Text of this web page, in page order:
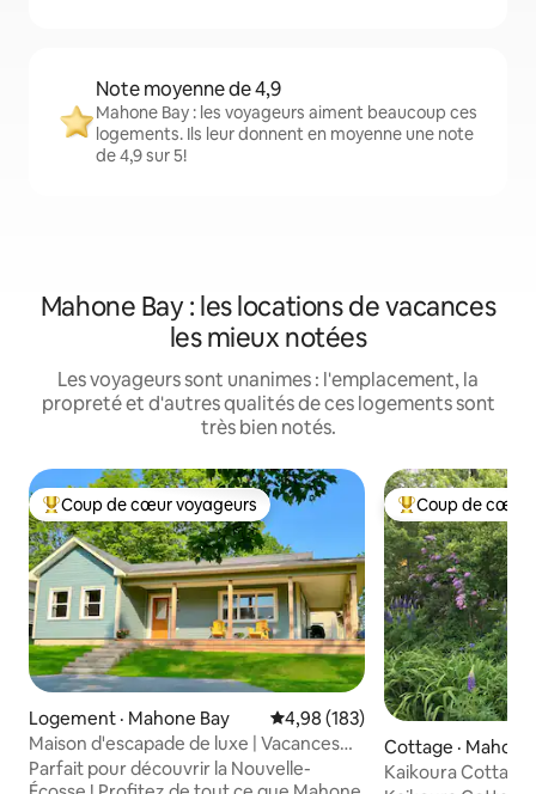
Note moyenne de 4,9
Mahone Bay : les voyageurs aiment beaucoup ces
logements. Ils leur donnent en moyenne une note
de 4,9 sur 5!
Mahone Bay : les locations de vacances
les mieux notées
Les voyageurs sont unanimes : l'emplacement, la
propreté et d'autres qualités de ces logements sont
très bien notés.
Coup de cœur voyageurs parmi les plus aimés
Coup de cœur voyageurs
Logement · Mahone Bay Note moyenne de 4,98 sur 5,
4,98 (183)
Maison d'escapade de luxe | Vacances
confortables à Mahone Bay
Parfait pour découvrir la Nouvelle-
Coup de cœur
Coup de cœur
Cottage · Mahone
Kaikoura